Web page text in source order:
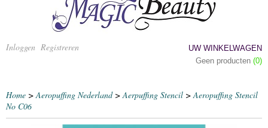
Inloggen Registreren
UW WINKELWAGEN
Geen producten (0)
Home >Aeropuffing Nederland>Aerpuffing Stencil >Aeropuffing Stencil
No C06